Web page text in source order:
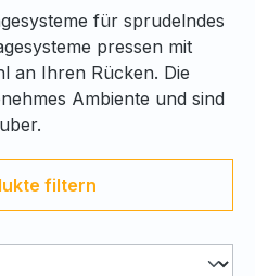
für sprudelndes
pressen mit
an Ihren Rücken. Die
Ambiente und sind
filtern